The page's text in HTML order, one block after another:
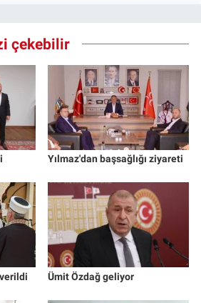
çekebilir
Yılmaz'dan başsağlığı ziyareti
Ümit Özdağ geliyor